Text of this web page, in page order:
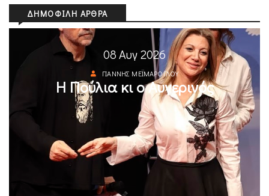
ΔΗΜΟΦΙΛΉ ΆΡΘΡΑ
08 Αυγ 2026
ΓΙΆΝΝΗΣ ΜΕΪΜΆΡΟΓΛΟΥ
Η Πούλια κι ο Αυγερινός